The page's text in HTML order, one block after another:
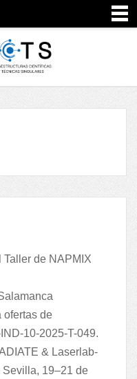
Taller de NAPMIX
ofertas de
10-2025-T-049.
& Laserlab-
19–21 de